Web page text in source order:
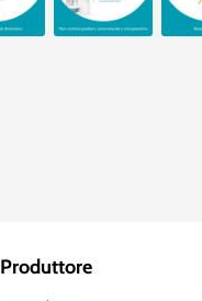
Produttore